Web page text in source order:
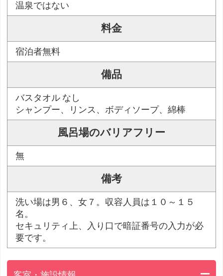
温泉ではない
料金
宿泊者無料
備品
バスタオル なし
シャンプー、リンス、ボディソープ、綿棒
風呂場のバリアフリー
無
備考
洗い場は男６、女７。収容人員は１０～１５
名。
セキュリティ上、入り口で暗証番号の入力が必
要です。